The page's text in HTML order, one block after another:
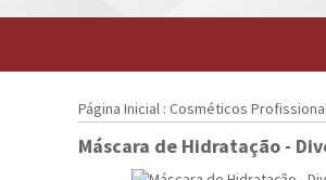
Página Inicial : Cosméticos
Máscara de Hidratação -